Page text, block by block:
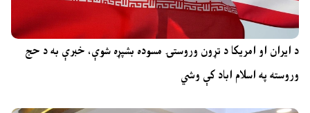
د ایران او امریکا د تړون وروستۍ مسوده بشپړه شوې، خبرې به د حج
وروسته په اسلام اباد کې وشي